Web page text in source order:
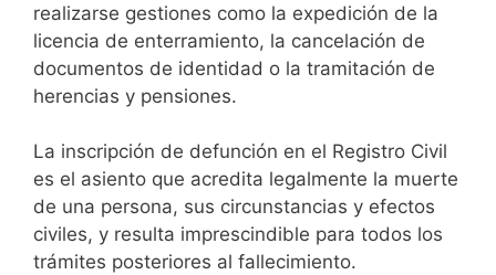
realizarse gestiones como la expedición de la
licencia de enterramiento, la cancelación de
documentos de identidad o la tramitación de
herencias y pensiones.
La inscripción de defunción en el Registro Civil
es el asiento que acredita legalmente la muerte
de una persona, sus circunstancias y efectos
civiles, y resulta imprescindible para todos los
trámites posteriores al fallecimiento.